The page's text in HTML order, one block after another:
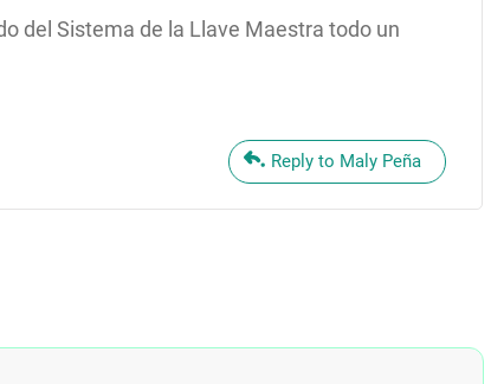
del Sistema de la Llave Maestra todo un
Reply to Maly Peña